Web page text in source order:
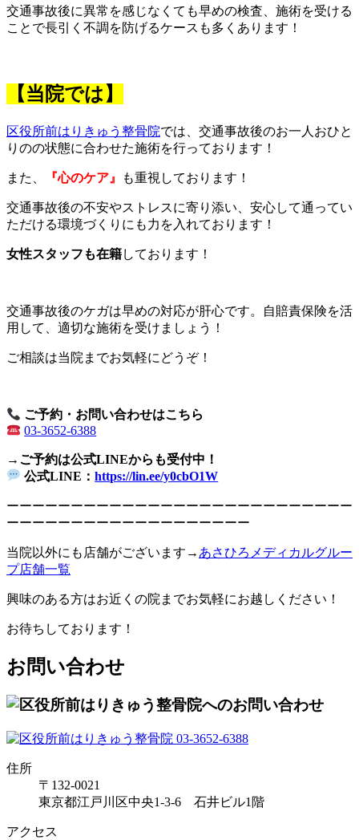
交通事故後に異常を感じなくても早めの検査、施術を受ける
ことで長引く不調を防げるケースも多くあります！
【当院では】
区役所前はりきゅう整骨院では、交通事故後のお一人おひと
りのの状態に合わせた施術を行っております！
また、 『心のケア』 も重視しております！
交通事故後の不安やストレスに寄り添い、安心して通ってい
ただける環境づくりにも力を入れております！
女性スタッフも在籍しております！
交通事故後のケガは早めの対応が肝心です。自賠責保険を活
用して、適切な施術を受けましょう！
ご相談は当院までお気軽にどうぞ！
ご予約・お問い合わせはこちら
03-3652-6388
→ご予約は公式LINEからも受付中！
公式LINE：https://lin.ee/y0cbO1W
ーーーーーーーーーーーーーーーーーーーーーーーーーーー
ーーーーーーーーーーーーーーーーーーー
当院以外にも店舗がございます→ あさひろメディカルグルー
プ店舗一覧
興味のある方はお近くの院までお気軽にお越しください！
お待ちしております！
お問い合わせ
住所
〒132-0021
東京都江戸川区中央1-3-6 石井ビル1階
アクセス